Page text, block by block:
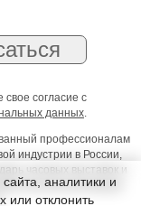
согласие с
данных.
профессионалам
индустрии в России,
часовых выставок и
форум
аналитики и
или отклонить